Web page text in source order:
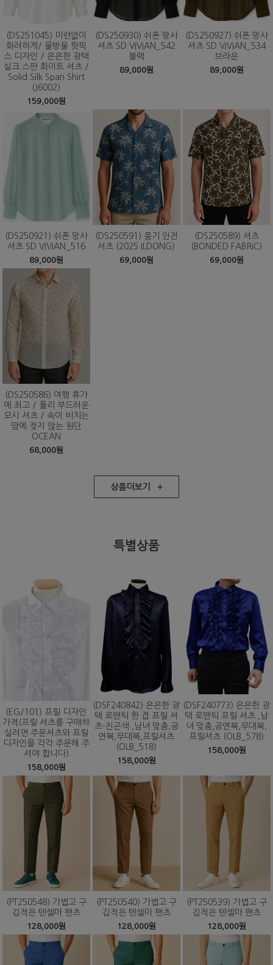
(DS251045) 미련없이
화려하게/ 물방울 핫픽
스 디자인 / 은은한 광택
실크 스판 화이트 셔츠 /
Solid Silk Span Shirt
(J6002)
159,000원
(DS250930) 쉬폰 망사
셔츠 SD VIVIAN_542
블랙
89,000원
(DS250927) 쉬폰 망사
셔츠 SD VIVIAN_534
브라운
89,000원
(DS250921) 쉬폰 망사
셔츠 SD VIVIAN_516
89,000원
(DS250591) 풍기 인견
셔츠 (2025 ILDONG)
69,000원
(DS250589) 셔츠
(BONDED FABRIC)
69,000원
(DS250586) 여행 휴가
에 최고 / 폴리 부드러운
모시 셔츠 / 속이 비치는
땀에 젖지 않는 원단
OCEAN
68,000원
상품더보기 +
특별상품
(EG/101) 프릴 디자인
가격(프릴 셔츠를 구매하
실려면 주문셔츠와 프릴
디자인을 각각 주문해 주
셔야 합니다)
158,000원
(DSF240842) 은은한 광
택 로맨틱 한 겹 프릴 셔
츠-진곤색 ,남녀 맞춤,공
연복,무대복,프릴셔츠
(OLB_518)
158,000원
(DSF240773) 은은한 광
택 로맨틱 프릴 셔츠 ,남
녀 맞춤,공연복,무대복,
프릴셔츠 (OLB_578)
158,000원
(PT250548) 가볍고 구
김적은 텐셀마 팬츠
128,000원
(PT250540) 가볍고 구
김적은 텐셀마 팬츠
128,000원
(PT250539) 가볍고 구
김적은 텐셀마 팬츠
128,000원